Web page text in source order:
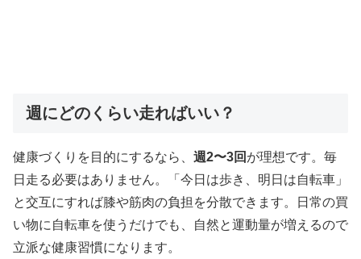
週にどのくらい走ればいい？
健康づくりを目的にするなら、 週2〜3回 が理想です。毎
日走る必要はありません。「今日は歩き、明日は自転車」
と交互にすれば膝や筋肉の負担を分散できます。日常の買
い物に自転車を使うだけでも、自然と運動量が増えるので
立派な健康習慣になります。